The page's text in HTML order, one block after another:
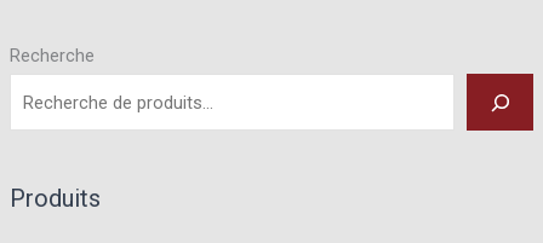
Recherche
Produits